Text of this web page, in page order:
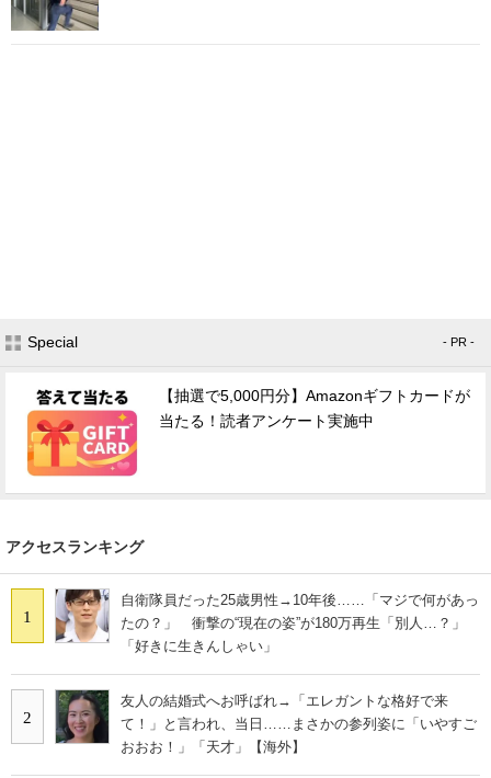
Special - PR -
【抽選で5,000円分】Amazonギフトカードが
当たる！読者アンケート実施中
アクセスランキング
1
自衛隊員だった25歳男性→10年後……「マジで何があっ
たの？」 衝撃の“現在の姿”が180万再生「別人…？」
「好きに生きんしゃい」
2
友人の結婚式へお呼ばれ→「エレガントな格好で来
て！」と言われ、当日……まさかの参列姿に「いやすご
おおお！」「天才」【海外】